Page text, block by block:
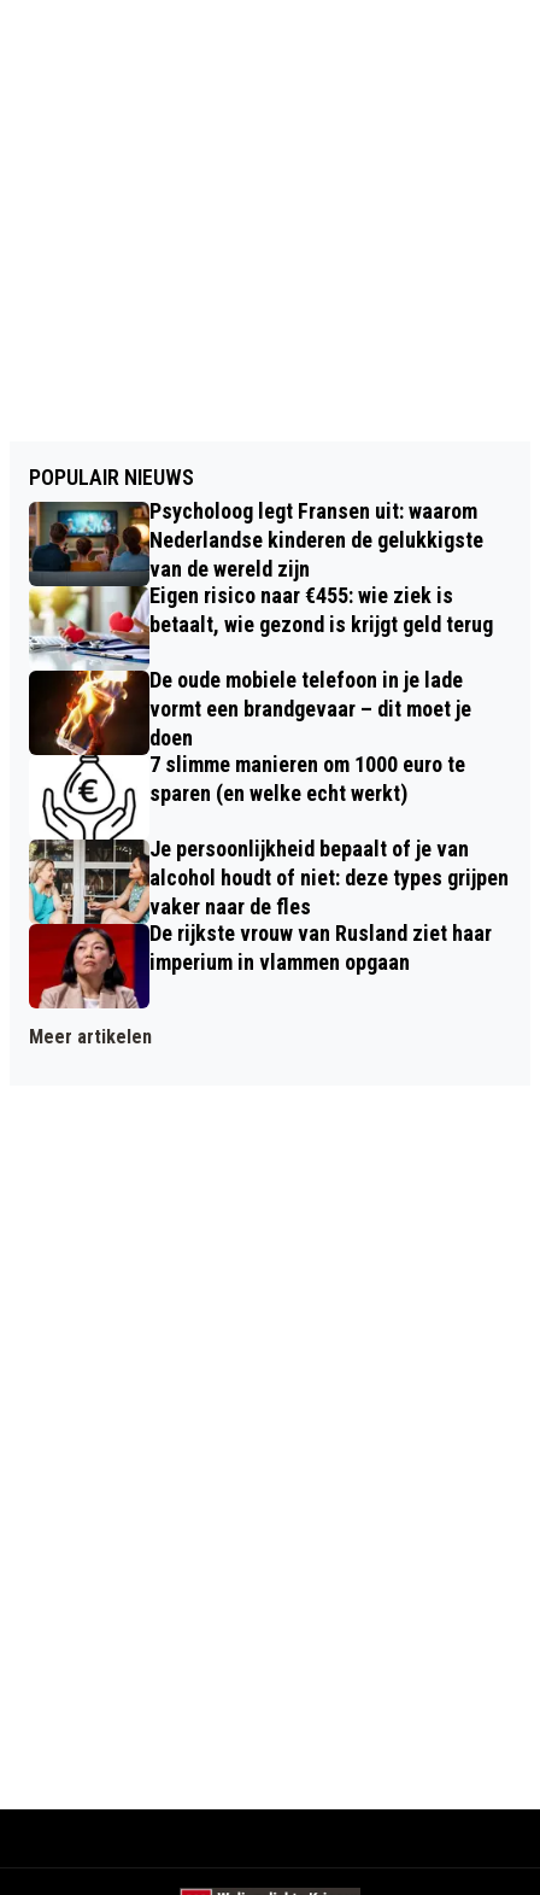
POPULAIR NIEUWS
Psycholoog legt Fransen uit: waarom
Nederlandse kinderen de gelukkigste
van de wereld zijn
Eigen risico naar €455: wie ziek is
betaalt, wie gezond is krijgt geld terug
De oude mobiele telefoon in je lade
vormt een brandgevaar – dit moet je
doen
7 slimme manieren om 1000 euro te
sparen (en welke echt werkt)
Je persoonlijkheid bepaalt of je van
alcohol houdt of niet: deze types grijpen
vaker naar de fles
De rijkste vrouw van Rusland ziet haar
imperium in vlammen opgaan
Meer artikelen